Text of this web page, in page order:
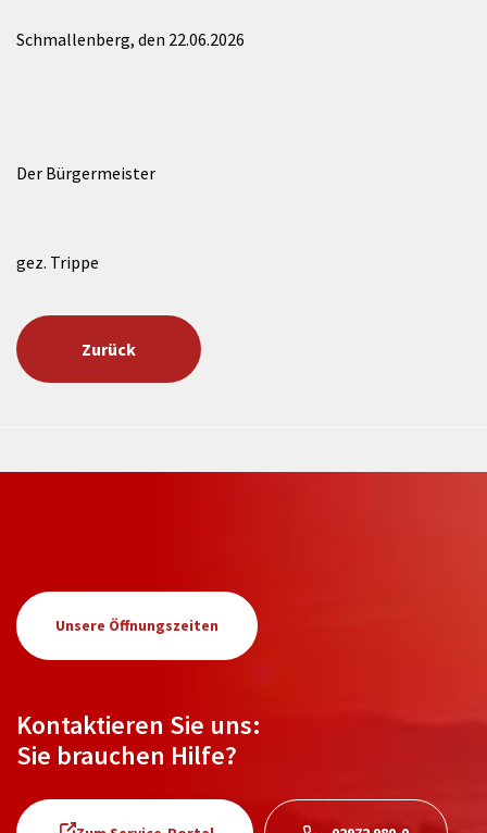
Schmallenberg, den 22.06.2026
Der Bürgermeister
gez. Trippe
Zurück
Unsere Öffnungszeiten
Kontaktieren Sie uns:
Sie brauchen Hilfe?